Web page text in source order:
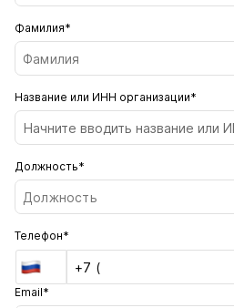
Фамилия*
Название или ИНН организации*
Начните вводить название или
Должность*
Телефон*
Email*